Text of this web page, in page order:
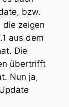
bzw.
die zeigen
aus dem
Die
übertrifft
Nun ja,